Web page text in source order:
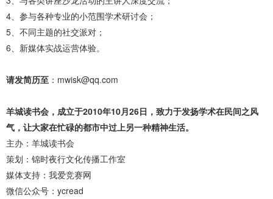
4、参与各种专业的小范围学术研讨会；
5、不同主题的社交派对；
6、新媒体实战运营体验。
请发简历至 ：mwisk@qq.com
羊城读书会，成立于2010年10月26日，致力于发扬学术在民间之风
气，让大家在忙碌的都市中过上另一种精神生活。
主办：羊城读书会
策划：锦时夜行文化传播工作室
媒体支持：我爱竞赛网
微信公众号：ycread